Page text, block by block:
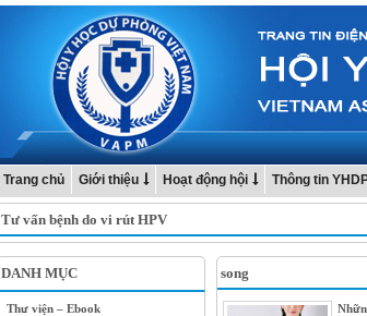
Trang chủ Giới thiệu Hoạt động hội Thông tin
Tư vấn bệnh do vi rút HPV
DANH MỤC
Thư viện – Ebook
song